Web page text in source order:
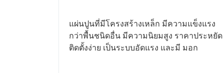
แผ่นปูนที่มีโครงสร้างเหล็ก มีความแข็งแรง
กว่าพื้นชนิดอื่น มีความนิยมสูง ราคาประหยัด
ติดตั้งง่าย เป็นระบบอัดแรง และมี มอก